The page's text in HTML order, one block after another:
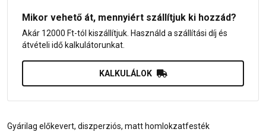
Mikor vehető át, mennyiért szállítjuk ki hozzád?
Akár 12000 Ft-tól kiszállítjuk. Használd a szállítási díj és
átvételi idő kalkulátorunkat.
KALKULÁLOK
Gyárilag előkevert, diszperziós, matt homlokzatfesték